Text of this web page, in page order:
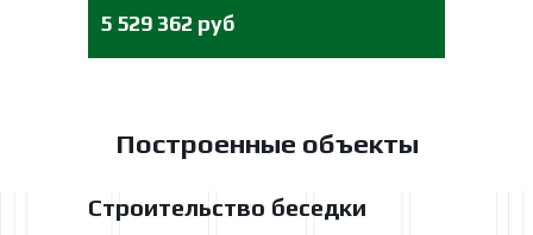
5 529 362 руб
Построенные объекты
Строительство беседки